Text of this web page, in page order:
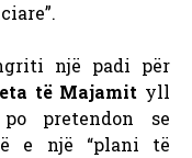
një padi për
të Majamit yll
pretendon se
e një “plani të